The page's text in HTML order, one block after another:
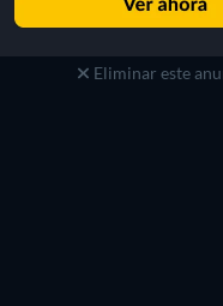
Eliminar este